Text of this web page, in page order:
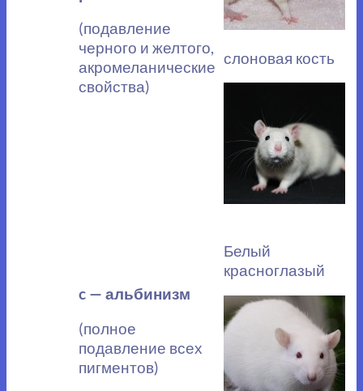
(подавление
черного и желтого,
акромеланические
свойства)
слоновая кость
c — альбинизм
(полное
подавление всех
пигментов)
Белый
красноглазый